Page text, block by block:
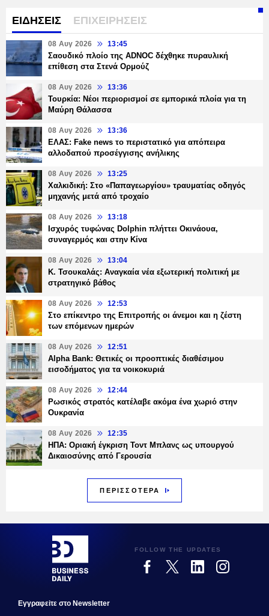
ΕΙΔΗΣΕΙΣ ΕΠΙΧΕΙΡΗΣΕΙΣ
08 Αυγ 2026 13:45
Σαουδικό πλοίο της ADNOC δέχθηκε πυραυλική
επίθεση στα Στενά Ορμούζ
08 Αυγ 2026 13:36
Τουρκία: Νέοι περιορισμοί σε εμπορικά πλοία για τη
Μαύρη Θάλασσα
08 Αυγ 2026 13:36
ΕΛΑΣ: Fake news το περιστατικό για απόπειρα
αλλοδαπού προσέγγισης ανήλικης
08 Αυγ 2026 13:25
Χαλκιδική: Στο «Παπαγεωργίου» τραυματίας οδηγός
μηχανής μετά από τροχαίο
08 Αυγ 2026 13:18
Ισχυρός τυφώνας Dolphin πλήττει Οκινάουα,
συναγερμός και στην Κίνα
08 Αυγ 2026 13:04
Κ. Τσουκαλάς: Αναγκαία νέα εξωτερική πολιτική με
στρατηγικό βάθος
08 Αυγ 2026 12:53
Στο επίκεντρο της Επιτροπής οι άνεμοι και η ζέστη
των επόμενων ημερών
08 Αυγ 2026 12:51
Alpha Bank: Θετικές οι προοπτικές διαθέσιμου
εισοδήματος για τα νοικοκυριά
08 Αυγ 2026 12:44
Ρωσικός στρατός κατέλαβε ακόμα ένα χωριό στην
Ουκρανία
08 Αυγ 2026 12:35
ΗΠΑ: Οριακή έγκριση Τοντ Μπλανς ως υπουργού
Δικαιοσύνης από Γερουσία
ΠΕΡΙΣΣΟΤΕΡΑ
FOLLOW THE UPDATES
Εγγραφεiτε στο Newsletter